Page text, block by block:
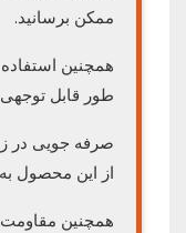
ممکن برسانید.
همچنین
طور قابل
صرفه جویی در
از این محصول
همچنین مقاومت